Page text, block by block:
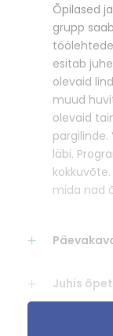
Õpilased
grupp
esitab
olevaid
muud
olevaid
läbi.
mida nad
Juhis